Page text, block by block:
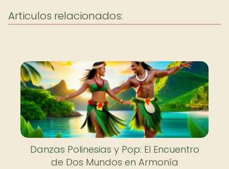
Articulos relacionados:
Danzas Polinesias y Pop: El Encuentro
de Dos Mundos en Armonía